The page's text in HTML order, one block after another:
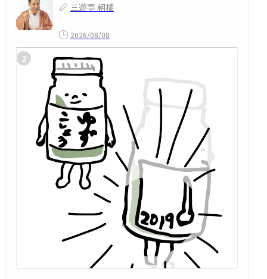
三遊亭 朝橘
2026/08/08